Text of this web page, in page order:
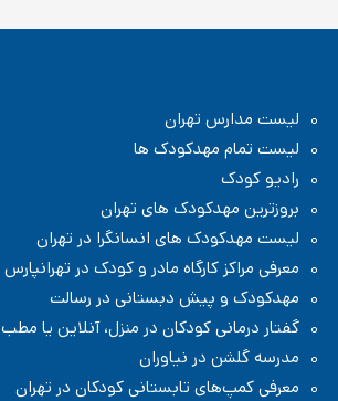
لیست مدارس تهران
لیست تمام مهدکودک ها
رادیو کودک
بروزترین مهدکودک های تهران
لیست مهدکودک های انسانگرا در تهران
معرفی مراکز کارگاه مادر و کودک در تهرانپارس
مهدکودک و پیش دبستانی در رسالت
گفتار درمانی کودکان در منزل، آنلاین یا مطب
مدرسه گلشن در نیاوران
معرفی کمپ‌های تابستانی کودکان در تهران